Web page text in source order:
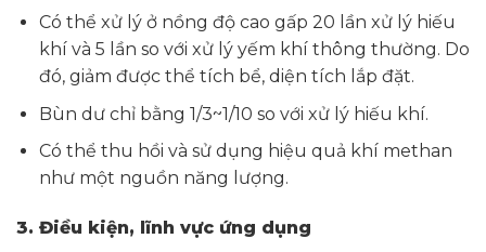
Có thể xử lý ở nồng độ cao gấp 20 lần xử lý hiếu
khí và 5 lần so với xử lý yếm khí thông thường. Do
đó, giảm được thể tích bể, diện tích lắp đặt.
Bùn dư chỉ bằng 1/3~1/10 so với xử lý hiếu khí.
Có thể thu hồi và sử dụng hiệu quả khí methan
như một nguồn năng lượng.
3. Điều kiện, lĩnh vực ứng dụng